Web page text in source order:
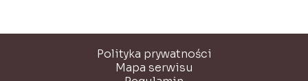
Polityka prywatności
Mapa serwisu